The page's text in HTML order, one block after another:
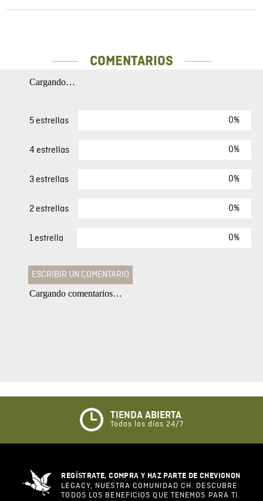
COMENTARIOS
Cargando…
5 estrellas 0%
4 estrellas 0%
3 estrellas 0%
2 estrellas 0%
1 estrella 0%
ESCRIBIR UN COMENTARIO
Califique el producto de 1 a 5 estrellas
★☆ ☆
Su nombre
Correo electrónico
Cargando comentarios…
TIENDA ABIERTA
Todos los días 24/7
REGÍSTRATE, COMPRA Y HAZ PARTE DE CHEVIGNON
LEGACY, NUESTRA COMUNIDAD CH. DESCUBRE
TODOS LOS BENEFICIOS QUE TENEMOS PARA TI.